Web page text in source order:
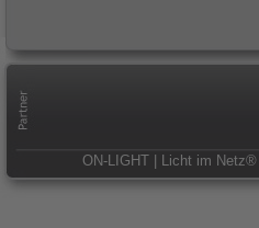
ON-LIGHT | Licht im Netz®